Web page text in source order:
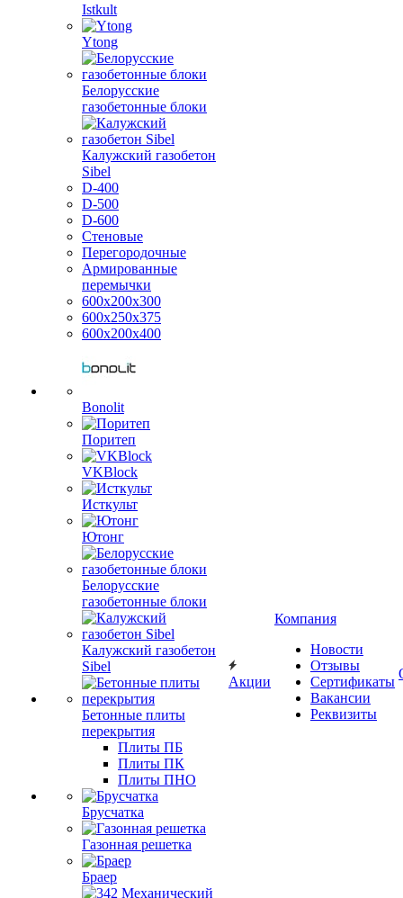
Istkult
Ytong
Белорусские
газобетонные блоки
Калужский газобетон
Sibel
D-400
D-500
D-600
Стеновые
Перегородочные
Армированные
перемычки
600х200х300
600х250х375
600х200х400
Bonolit
Поритеп
VKBlock
Исткульт
Ютонг
Белорусские
газобетонные блоки
Калужский газобетон
Sibel
Бетонные плиты
перекрытия
Плиты ПБ
Плиты ПК
Плиты ПНО
Брусчатка
Газонная решетка
Браер
Акции
Компания
Новости
Отзывы
Сертификаты
Вакансии
Реквизиты